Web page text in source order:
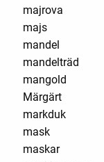
majrova
majs
mandel
mandelträd
mangold
Märgärt
markduk
mask
maskar